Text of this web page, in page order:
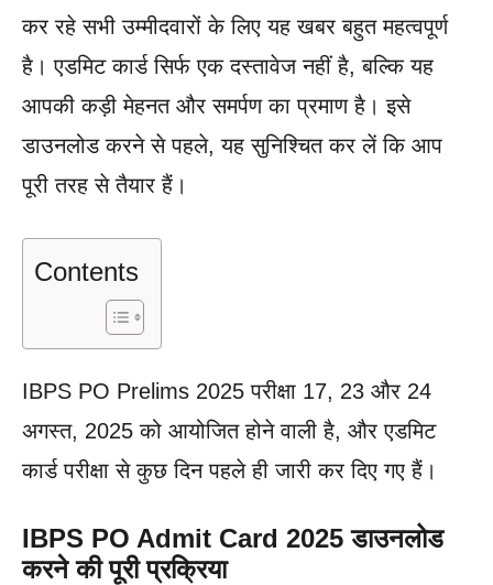
कर रहे सभी उम्मीदवारों के लिए यह खबर बहुत महत्वपूर्ण
है। एडमिट कार्ड सिर्फ एक दस्तावेज नहीं है, बल्कि यह
आपकी कड़ी मेहनत और समर्पण का प्रमाण है। इसे
डाउनलोड करने से पहले, यह सुनिश्चित कर लें कि आप
पूरी तरह से तैयार हैं।
Contents
IBPS PO Prelims 2025 परीक्षा 17, 23 और 24
अगस्त, 2025 को आयोजित होने वाली है, और एडमिट
कार्ड परीक्षा से कुछ दिन पहले ही जारी कर दिए गए हैं।
IBPS PO Admit Card 2025 डाउनलोड
करने की पूरी प्रक्रिया